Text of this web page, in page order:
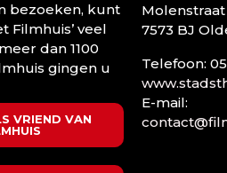
bezoeken, kunt
Filmhuis’ veel
dan 1100
gingen u
VRIEND VAN
Molenstraat
7573 BJ
Telefoon:
E-mail: